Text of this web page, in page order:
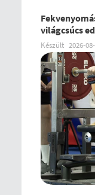
világcsúcs
Készült 2026-